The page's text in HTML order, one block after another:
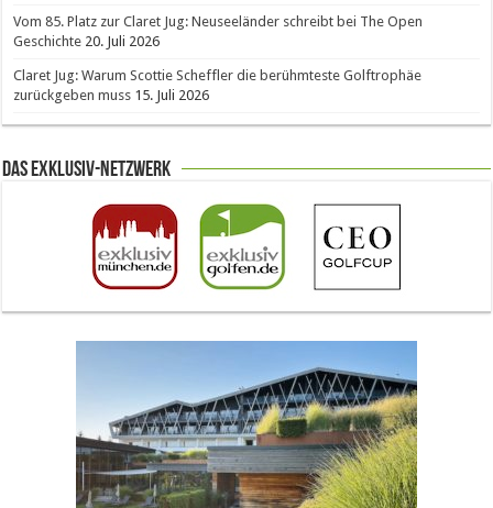
Vom 85. Platz zur Claret Jug: Neuseeländer schreibt bei The Open
Geschichte 20. Juli 2026
Claret Jug: Warum Scottie Scheffler die berühmteste Golftrophäe
zurückgeben muss 15. Juli 2026
Das Exklusiv-Netzwerk